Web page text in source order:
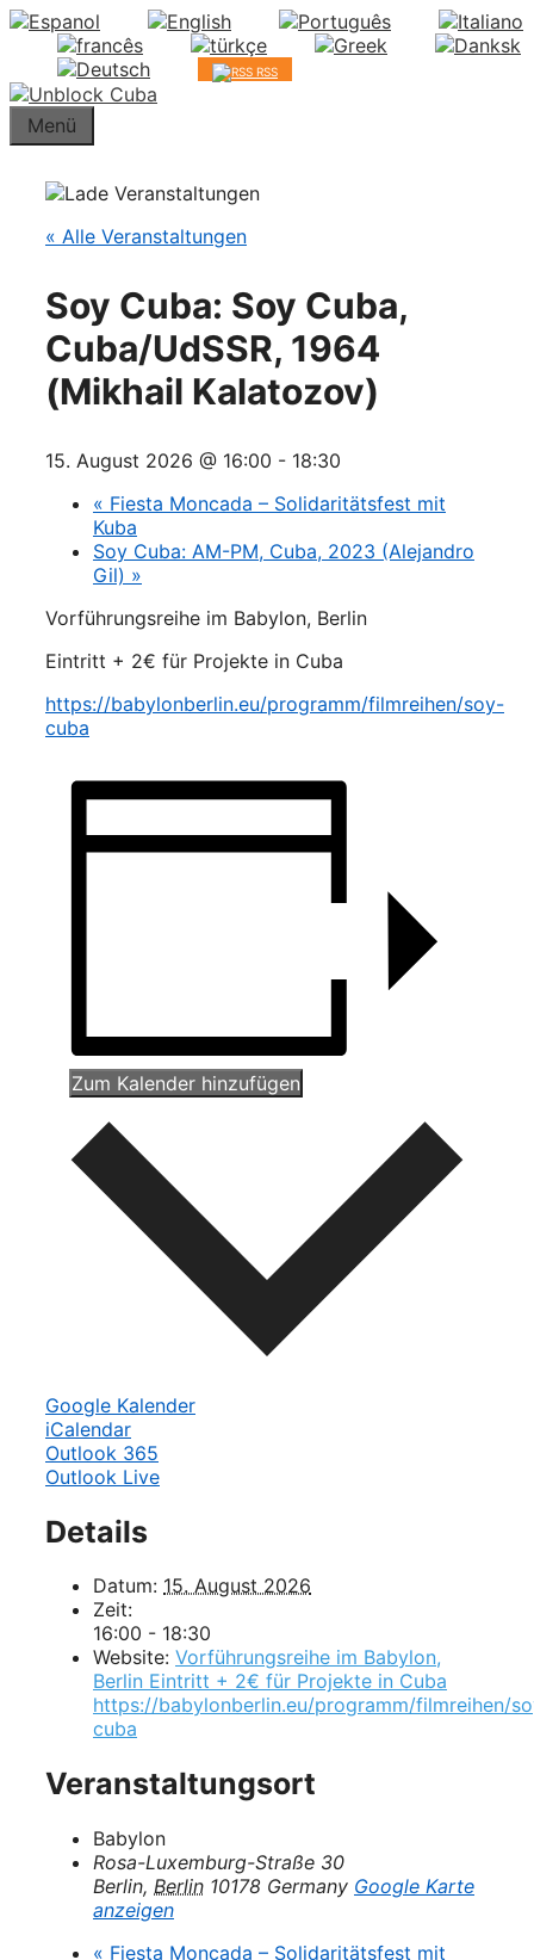
Springe
RSS
Menü
« Alle Veranstaltungen
Soy Cuba: Soy Cuba,
Cuba/UdSSR, 1964
(Mikhail Kalatozov)
15. August 2026 @ 16:00 - 18:30
« Fiesta Moncada – Solidaritätsfest mit
Kuba
Soy Cuba: AM-PM, Cuba, 2023 (Alejandro
Gil) »
Vorführungsreihe im Babylon, Berlin
Eintritt + 2€ für Projekte in Cuba
https://babylonberlin.eu/programm/filmreihen/soy-
cuba
Zum Kalender hinzufügen
Google Kalender
iCalendar
Outlook 365
Outlook Live
Details
Datum: 15. August 2026
Zeit:
16:00 - 18:30
Website: Vorführungsreihe im Babylon,
Berlin Eintritt + 2€ für Projekte in Cuba
https://babylonberlin.eu/programm/filmreihen/
cuba
Veranstaltungsort
Babylon
Rosa-Luxemburg-Straße 30
Berlin, Berlin 10178 Germany Google Karte
anzeigen
« Fiesta Moncada – Solidaritätsfest mit